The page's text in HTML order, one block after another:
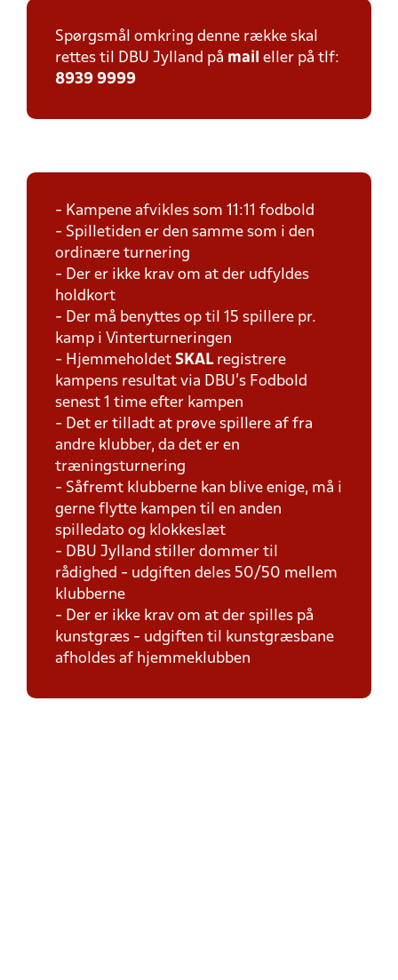
Spørgsmål omkring denne række skal
rettes til DBU Jylland på mail eller på tlf:
8939 9999
- Kampene afvikles som 11:11 fodbold
- Spilletiden er den samme som i den
ordinære turnering
- Der er ikke krav om at der udfyldes
holdkort
- Der må benyttes op til 15 spillere pr.
kamp i Vinterturneringen
- Hjemmeholdet SKAL registrere
kampens resultat via DBU's Fodbold
senest 1 time efter kampen
- Det er tilladt at prøve spillere af fra
andre klubber, da det er en
træningsturnering
- Såfremt klubberne kan blive enige, må i
gerne flytte kampen til en anden
spilledato og klokkeslæt
- DBU Jylland stiller dommer til
rådighed - udgiften deles 50/50 mellem
klubberne
- Der er ikke krav om at der spilles på
kunstgræs - udgiften til kunstgræsbane
afholdes af hjemmeklubben